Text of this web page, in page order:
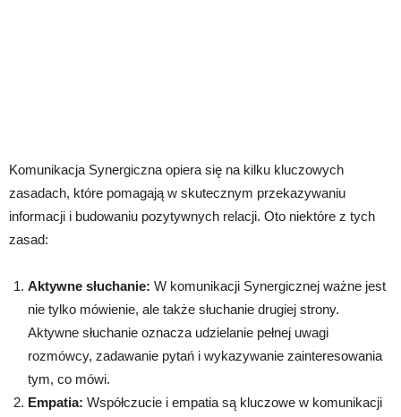
Komunikacja Synergiczna opiera się na kilku kluczowych
zasadach, które pomagają w skutecznym przekazywaniu
informacji i budowaniu pozytywnych relacji. Oto niektóre z tych
zasad:
Aktywne słuchanie: W komunikacji Synergicznej ważne jest
nie tylko mówienie, ale także słuchanie drugiej strony.
Aktywne słuchanie oznacza udzielanie pełnej uwagi
rozmówcy, zadawanie pytań i wykazywanie zainteresowania
tym, co mówi.
Empatia: Współczucie i empatia są kluczowe w komunikacji